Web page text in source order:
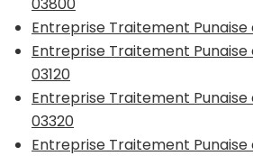
Entreprise Traitement Punaise
Entreprise Traitement Punaise
03120
Entreprise Traitement Punaise
03320
Entreprise Traitement Punaise